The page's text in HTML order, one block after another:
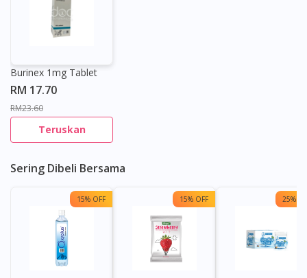
Burinex 1mg Tablet
RM 17.70
RM23.60
Teruskan
Sering Dibeli Bersama
15% OFF 15% OFF 25%